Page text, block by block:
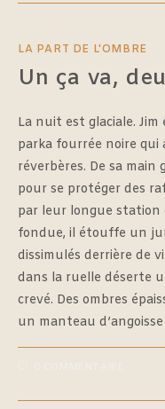
LA PART DE L'OMBRE
Un ça va,
La nuit est glaciale.
parka fourrée noire qui
réverbères. De sa
pour se protéger des
par leur longue station
fondue, il étouffe un
dissimulés derrière de
dans la ruelle déserte
crevé. Des ombres
un manteau